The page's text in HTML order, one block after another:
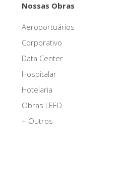
Nossas Obras
Aeroportuários
Corporativo
Data Center
Hospitalar
Hotelaria
Obras LEED
+ Outros